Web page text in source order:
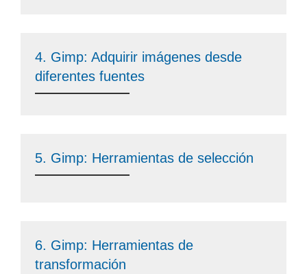
4. Gimp: Adquirir imágenes desde
diferentes fuentes
5. Gimp: Herramientas de selección
6. Gimp: Herramientas de
transformación